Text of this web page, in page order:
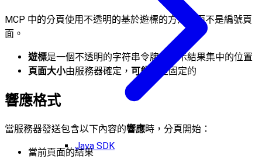
Java SDK
MCP 中的分頁使用不透明的基於遊標的方法，而不是編號頁
面。
遊標是一個不透明的字符串令牌，表示結果集中的位置
頁面大小由服務器確定， 可能不 是固定的
響應格式
當服務器發送包含以下內容的響應時，分頁開始：
當前頁面的結果